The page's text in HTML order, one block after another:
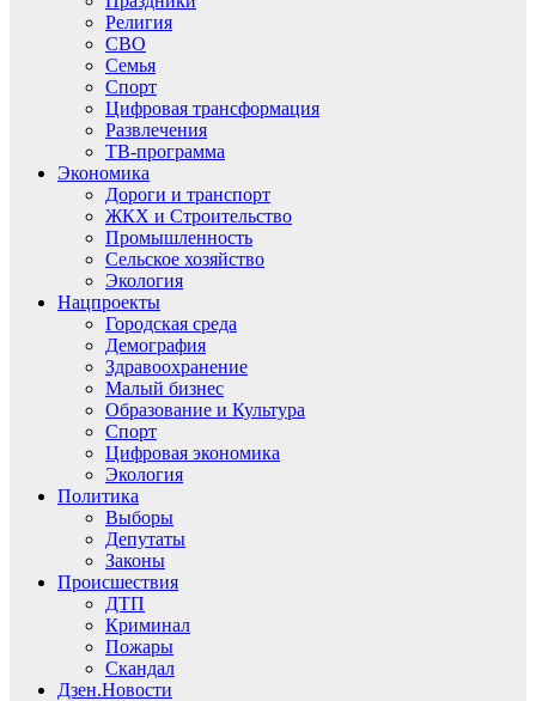
Религия
СВО
Семья
Спорт
Цифровая трансформация
Развлечения
ТВ-программа
Экономика
Дороги и транспорт
ЖКХ и Строительство
Промышленность
Сельское хозяйство
Экология
Нацпроекты
Городская среда
Демография
Здравоохранение
Малый бизнес
Образование и Культура
Спорт
Цифровая экономика
Экология
Политика
Выборы
Депутаты
Законы
Происшествия
ДТП
Криминал
Пожары
Скандал
Дзен.Новости